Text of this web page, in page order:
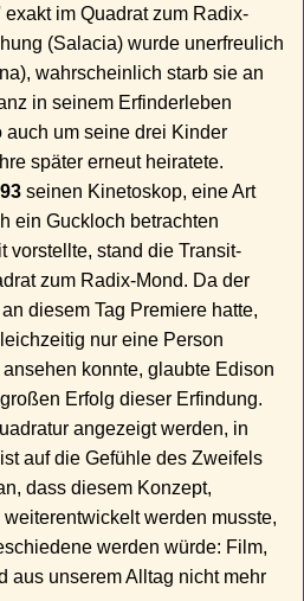
im Quadrat zum Radix-
(Salacia) wurde unerfreulich
wahrscheinlich starb sie an
in seinem Erfinderleben
auch um seine drei Kinder
später erneut heiratete.
seinen Kinetoskop, eine Art
ein Guckloch betrachten
vorstellte, stand die Transit-
zum Radix-Mond. Da der
diesem Tag Premiere hatte,
nur eine Person
konnte, glaubte Edison
Erfolg dieser Erfindung.
angezeigt werden, in
auf die Gefühle des Zweifels
dass diesem Konzept,
werden musste,
werden würde: Film,
aus unserem Alltag nicht mehr